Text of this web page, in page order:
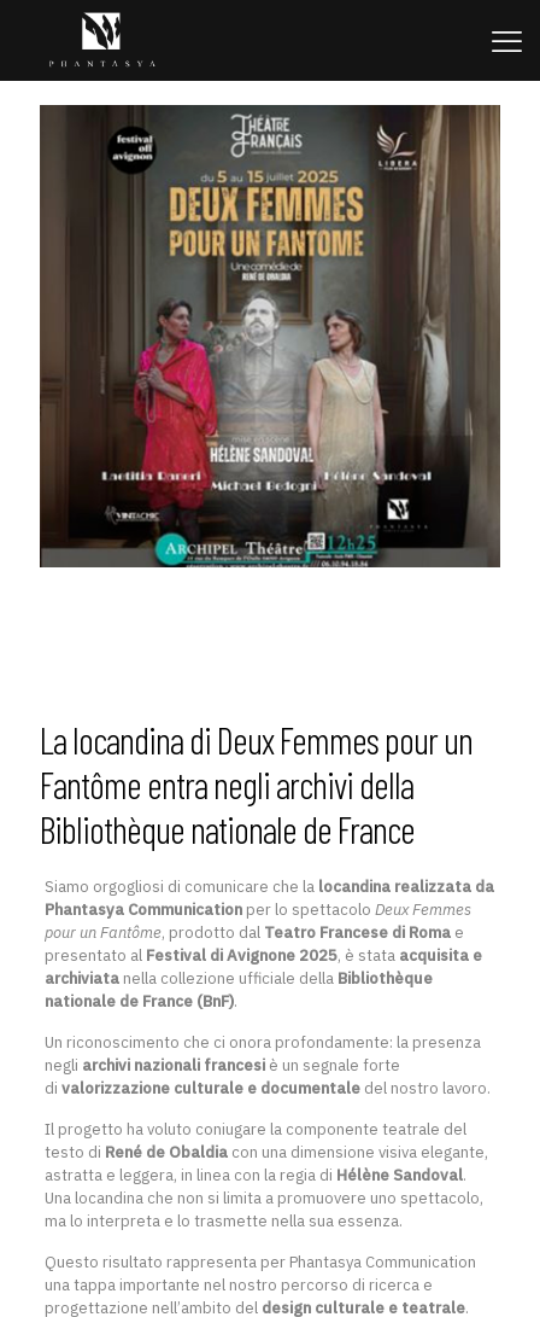
La locandina di Deux Femmes pour un
Fantôme entra negli archivi della
Bibliothèque nationale de France
Siamo orgogliosi di comunicare che la locandina realizzata da
Phantasya Communicationper lo spettacolo Deux Femmes
pour un Fantôme, prodotto dal Teatro Francese di Romae
presentato al Festival di Avignone 2025, è stata acquisita e
archiviatanella collezione ufficiale della Bibliothèque
nationale de France (BnF).
Un riconoscimento che ci onora profondamente: la presenza
negli archivi nazionali francesiè un segnale forte
di valorizzazione culturale e documentaledel nostro lavoro.
Il progetto ha voluto coniugare la componente teatrale del
testo di René de Obaldiacon una dimensione visiva elegante,
astratta e leggera, in linea con la regia di Hélène Sandoval.
Una locandina che non si limita a promuovere uno spettacolo,
ma lo interpreta e lo trasmette nella sua essenza.
Questo risultato rappresenta per Phantasya Communication
una tappa importante nel nostro percorso di ricerca e
progettazione nell’ambito del design culturale e teatrale.